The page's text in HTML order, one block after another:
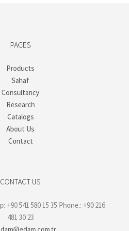
PAGES
Products
Sahaf
Consultancy
Research
Catalogs
About Us
Contact
CONTACT US
+90 541 580 15 35 Phone.: +90 216
481 30 23